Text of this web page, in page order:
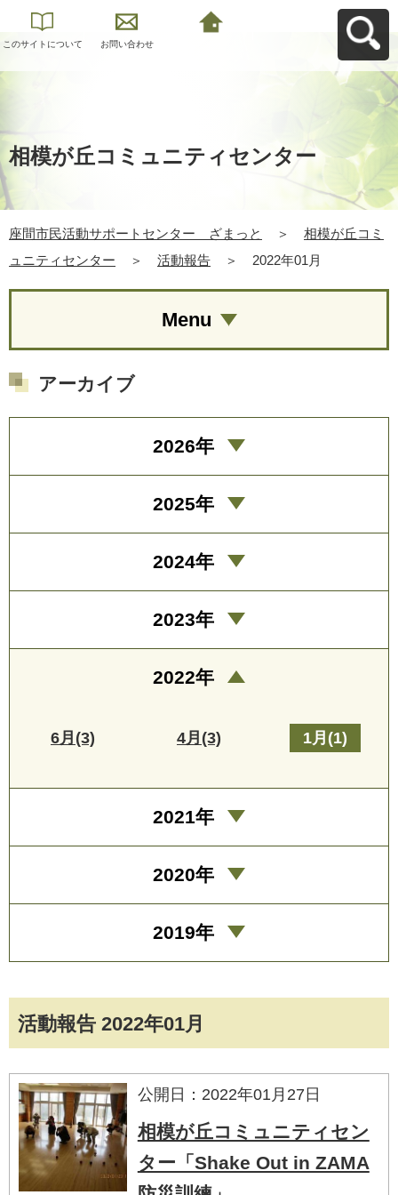
このサイトについて お問い合わせ
相模が丘コミュニティセンター
座間市民活動サポートセンター ざまっと ＞
相模が丘コミ
ュニティセンター
＞ 活動報告 ＞ 2022年01月
活動報告 2022年01月
公開日：2022年01月27日
相模が丘コミュニティセン
ター「Shake Out in ZAMA
Menu
アーカイブ
2026年
2025年
2024年
2023年
2022年
6月(3) 4月(3) 1月(1)
2021年
2020年
2019年